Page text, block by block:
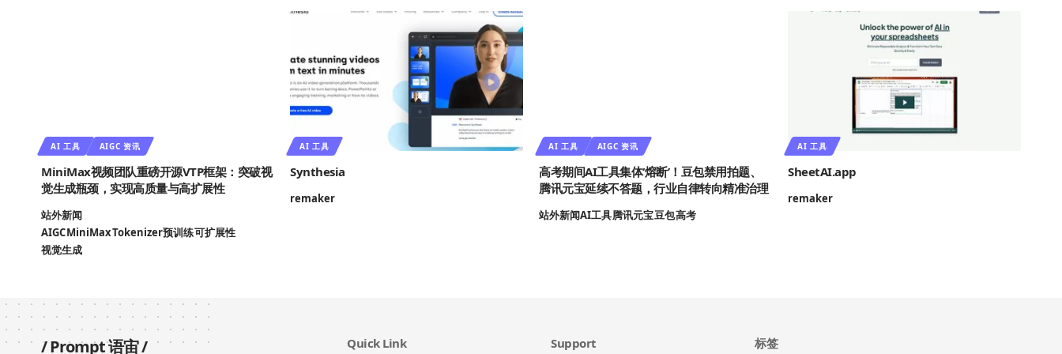
AI 工具 AIGC 资讯
MiniMax视频团队重磅开源VTP框架：突破视
觉生成瓶颈，实现高质量与高扩展性
站外新闻
AIGCMiniMaxTokenizer预训练可扩展性
视觉生成
AI 工具
Synthesia
remaker
AI 工具 AIGC 资讯
高考期间AI工具集体‘熔断’！豆包禁用拍题、
腾讯元宝延续不答题，行业自律转向精准治理
站外新闻AI工具腾讯元宝豆包高考
AI 工具
SheetAI.app
remaker
/Prompt 语宙/ Quick Link Support 标签